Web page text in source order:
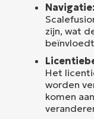
Navigatie:
zijn, wat
Het
worden
komen